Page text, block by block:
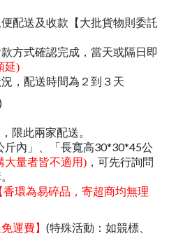
配送及收款【大批貨物則委託
方式確認完成，當天或隔日即
延)
，配送時間為２到３天
限此兩家配送。
斤內」、「長寬高30*30*45公
大量者皆不適用) ，可先行詢問
香環為易碎品，寄超商均無理
運費】 (特殊活動：如競標、